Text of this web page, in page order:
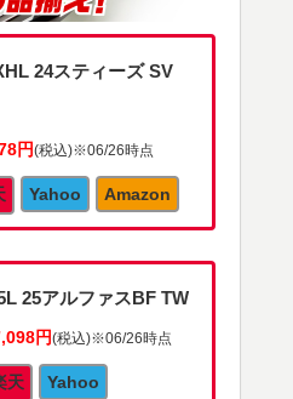
24スティーズ SV
円(税込)※06/26時点
Yahoo Amazon
25アルファスBF TW
円(税込)※06/26時点
天 Yahoo